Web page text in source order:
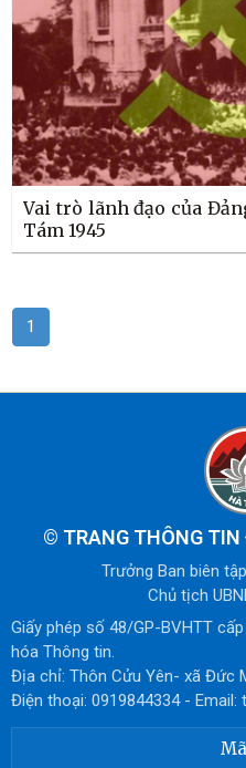
Vai trò lãnh đạo của
Tám 1945
1
© TRANG THÔNG
Trưởng Ban biên
Chủ tịch
Giấy phép số 48/GP-BVHTT
hóa Thông tin.
Địa chỉ: Thôn Cửu Yên- xã Đức
Điện thoại: 0919844334 -